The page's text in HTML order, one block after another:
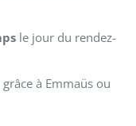
le jour du rendez-
grâce à Emmaüs ou